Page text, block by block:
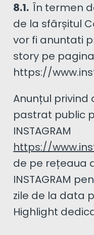
8.1.
În termen
de la sfârșitul
vor fi anuntati
story pe
https://
Anunțul privind
pastrat public
INSTAGRAM
https://
de pe rețeaua
INSTAGRAM
zile de la data
Highlight